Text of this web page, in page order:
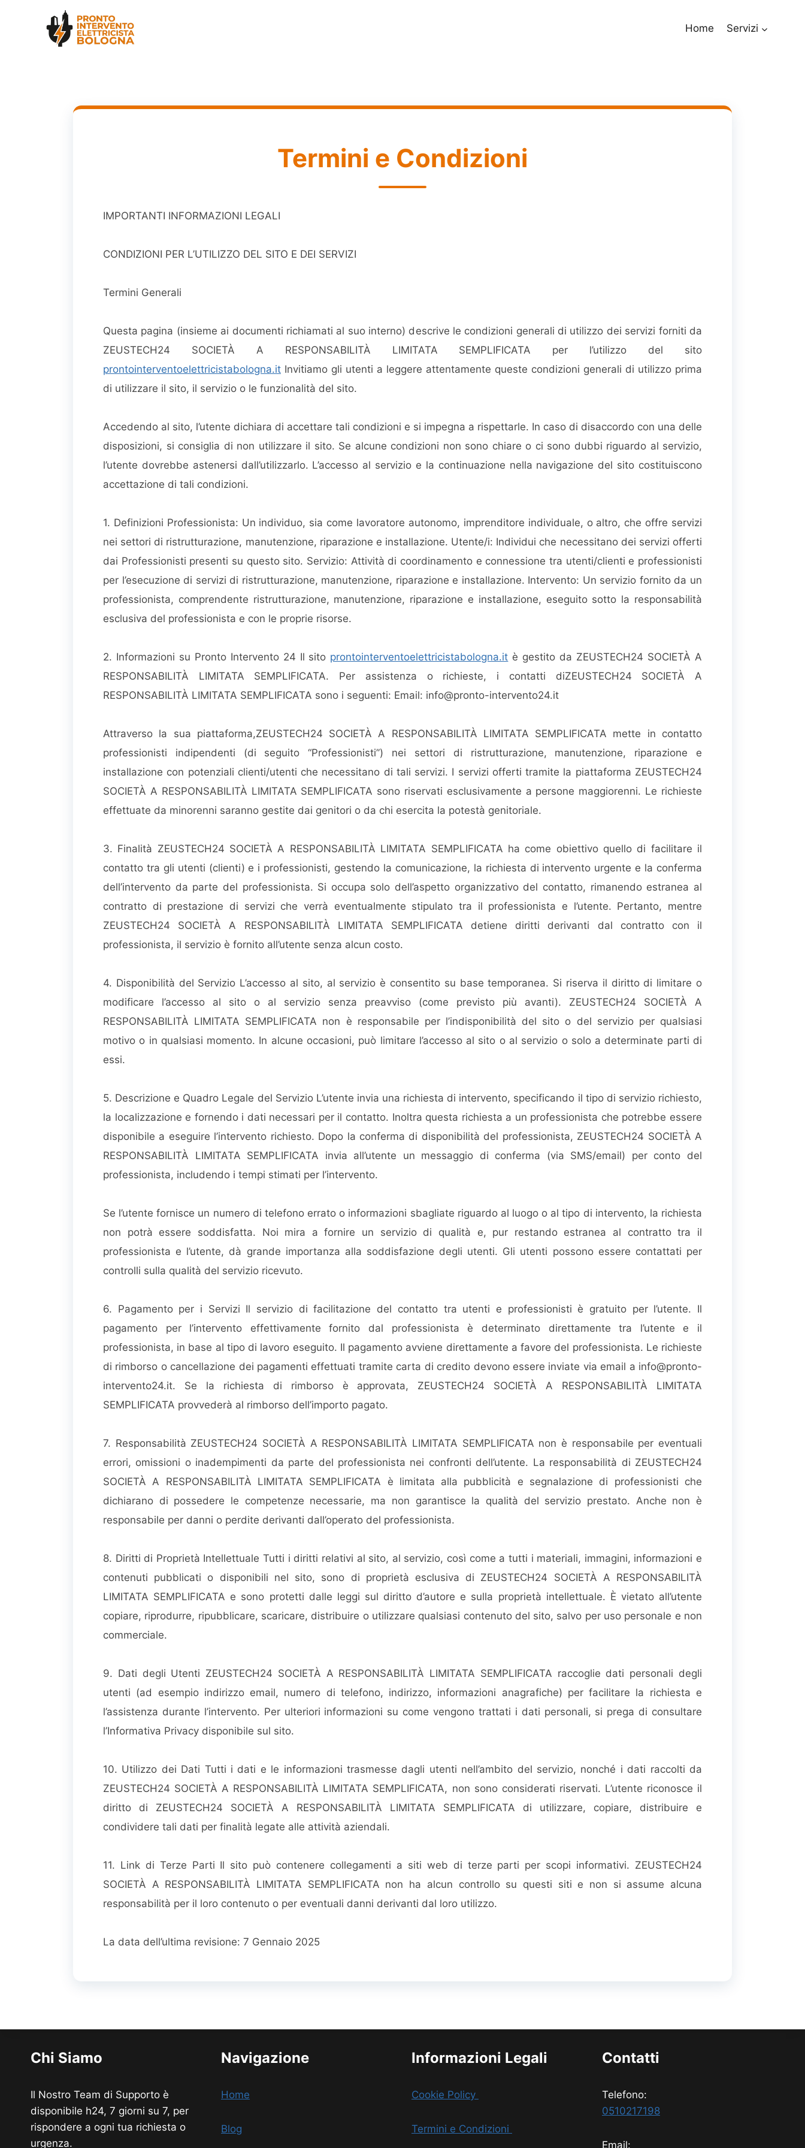
Home Servizi
Termini e Condizioni
IMPORTANTI INFORMAZIONI LEGALI
CONDIZIONI PER L’UTILIZZO DEL SITO E DEI SERVIZI
Termini Generali
Questa pagina (insieme ai documenti richiamati al suo interno) descrive le condizioni generali di utilizzo dei servizi forniti da
ZEUSTECH24 SOCIETÀ A RESPONSABILITÀ LIMITATA SEMPLIFICATA per l’utilizzo del sito
prontointerventoelettricistabologna.it Invitiamo gli utenti a leggere attentamente queste condizioni generali di utilizzo prima
di utilizzare il sito, il servizio o le funzionalità del sito.
Accedendo al sito, l’utente dichiara di accettare tali condizioni e si impegna a rispettarle. In caso di disaccordo con una delle
disposizioni, si consiglia di non utilizzare il sito. Se alcune condizioni non sono chiare o ci sono dubbi riguardo al servizio,
l’utente dovrebbe astenersi dall’utilizzarlo. L’accesso al servizio e la continuazione nella navigazione del sito costituiscono
accettazione di tali condizioni.
1. Definizioni Professionista: Un individuo, sia come lavoratore autonomo, imprenditore individuale, o altro, che offre servizi
nei settori di ristrutturazione, manutenzione, riparazione e installazione. Utente/i: Individui che necessitano dei servizi offerti
dai Professionisti presenti su questo sito. Servizio: Attività di coordinamento e connessione tra utenti/clienti e professionisti
per l’esecuzione di servizi di ristrutturazione, manutenzione, riparazione e installazione. Intervento: Un servizio fornito da un
professionista, comprendente ristrutturazione, manutenzione, riparazione e installazione, eseguito sotto la responsabilità
esclusiva del professionista e con le proprie risorse.
2. Informazioni su Pronto Intervento 24 Il sito prontointerventoelettricistabologna.it è gestito da ZEUSTECH24 SOCIETÀ A
RESPONSABILITÀ LIMITATA SEMPLIFICATA. Per assistenza o richieste, i contatti diZEUSTECH24 SOCIETÀ A
RESPONSABILITÀ LIMITATA SEMPLIFICATA sono i seguenti: Email: info@pronto-intervento24.it
Attraverso la sua piattaforma,ZEUSTECH24 SOCIETÀ A RESPONSABILITÀ LIMITATA SEMPLIFICATA mette in contatto
professionisti indipendenti (di seguito “Professionisti”) nei settori di ristrutturazione, manutenzione, riparazione e
installazione con potenziali clienti/utenti che necessitano di tali servizi. I servizi offerti tramite la piattaforma ZEUSTECH24
SOCIETÀ A RESPONSABILITÀ LIMITATA SEMPLIFICATA sono riservati esclusivamente a persone maggiorenni. Le richieste
effettuate da minorenni saranno gestite dai genitori o da chi esercita la potestà genitoriale.
3. Finalità ZEUSTECH24 SOCIETÀ A RESPONSABILITÀ LIMITATA SEMPLIFICATA ha come obiettivo quello di facilitare il
contatto tra gli utenti (clienti) e i professionisti, gestendo la comunicazione, la richiesta di intervento urgente e la conferma
dell’intervento da parte del professionista. Si occupa solo dell’aspetto organizzativo del contatto, rimanendo estranea al
contratto di prestazione di servizi che verrà eventualmente stipulato tra il professionista e l’utente. Pertanto, mentre
ZEUSTECH24 SOCIETÀ A RESPONSABILITÀ LIMITATA SEMPLIFICATA detiene diritti derivanti dal contratto con il
professionista, il servizio è fornito all’utente senza alcun costo.
4. Disponibilità del Servizio L’accesso al sito, al servizio è consentito su base temporanea. Si riserva il diritto di limitare o
modificare l’accesso al sito o al servizio senza preavviso (come previsto più avanti). ZEUSTECH24 SOCIETÀ A
RESPONSABILITÀ LIMITATA SEMPLIFICATA non è responsabile per l’indisponibilità del sito o del servizio per qualsiasi
motivo o in qualsiasi momento. In alcune occasioni, può limitare l’accesso al sito o al servizio o solo a determinate parti di
essi.
5. Descrizione e Quadro Legale del Servizio L’utente invia una richiesta di intervento, specificando il tipo di servizio richiesto,
la localizzazione e fornendo i dati necessari per il contatto. Inoltra questa richiesta a un professionista che potrebbe essere
disponibile a eseguire l’intervento richiesto. Dopo la conferma di disponibilità del professionista, ZEUSTECH24 SOCIETÀ A
RESPONSABILITÀ LIMITATA SEMPLIFICATA invia all’utente un messaggio di conferma (via SMS/email) per conto del
professionista, includendo i tempi stimati per l’intervento.
Se l’utente fornisce un numero di telefono errato o informazioni sbagliate riguardo al luogo o al tipo di intervento, la richiesta
non potrà essere soddisfatta. Noi mira a fornire un servizio di qualità e, pur restando estranea al contratto tra il
professionista e l’utente, dà grande importanza alla soddisfazione degli utenti. Gli utenti possono essere contattati per
controlli sulla qualità del servizio ricevuto.
6. Pagamento per i Servizi Il servizio di facilitazione del contatto tra utenti e professionisti è gratuito per l’utente. Il
pagamento per l’intervento effettivamente fornito dal professionista è determinato direttamente tra l’utente e il
professionista, in base al tipo di lavoro eseguito. Il pagamento avviene direttamente a favore del professionista. Le richieste
di rimborso o cancellazione dei pagamenti effettuati tramite carta di credito devono essere inviate via email a info@pronto-
intervento24.it. Se la richiesta di rimborso è approvata, ZEUSTECH24 SOCIETÀ A RESPONSABILITÀ LIMITATA
SEMPLIFICATA provvederà al rimborso dell’importo pagato.
7. Responsabilità ZEUSTECH24 SOCIETÀ A RESPONSABILITÀ LIMITATA SEMPLIFICATA non è responsabile per eventuali
errori, omissioni o inadempimenti da parte del professionista nei confronti dell’utente. La responsabilità di ZEUSTECH24
SOCIETÀ A RESPONSABILITÀ LIMITATA SEMPLIFICATA è limitata alla pubblicità e segnalazione di professionisti che
dichiarano di possedere le competenze necessarie, ma non garantisce la qualità del servizio prestato. Anche non è
responsabile per danni o perdite derivanti dall’operato del professionista.
8. Diritti di Proprietà Intellettuale Tutti i diritti relativi al sito, al servizio, così come a tutti i materiali, immagini, informazioni e
contenuti pubblicati o disponibili nel sito, sono di proprietà esclusiva di ZEUSTECH24 SOCIETÀ A RESPONSABILITÀ
LIMITATA SEMPLIFICATA e sono protetti dalle leggi sul diritto d’autore e sulla proprietà intellettuale. È vietato all’utente
copiare, riprodurre, ripubblicare, scaricare, distribuire o utilizzare qualsiasi contenuto del sito, salvo per uso personale e non
commerciale.
9. Dati degli Utenti ZEUSTECH24 SOCIETÀ A RESPONSABILITÀ LIMITATA SEMPLIFICATA raccoglie dati personali degli
utenti (ad esempio indirizzo email, numero di telefono, indirizzo, informazioni anagrafiche) per facilitare la richiesta e
l’assistenza durante l’intervento. Per ulteriori informazioni su come vengono trattati i dati personali, si prega di consultare
l’Informativa Privacy disponibile sul sito.
10. Utilizzo dei Dati Tutti i dati e le informazioni trasmesse dagli utenti nell’ambito del servizio, nonché i dati raccolti da
ZEUSTECH24 SOCIETÀ A RESPONSABILITÀ LIMITATA SEMPLIFICATA, non sono considerati riservati. L’utente riconosce il
diritto di ZEUSTECH24 SOCIETÀ A RESPONSABILITÀ LIMITATA SEMPLIFICATA di utilizzare, copiare, distribuire e
condividere tali dati per finalità legate alle attività aziendali.
11. Link di Terze Parti Il sito può contenere collegamenti a siti web di terze parti per scopi informativi. ZEUSTECH24
SOCIETÀ A RESPONSABILITÀ LIMITATA SEMPLIFICATA non ha alcun controllo su questi siti e non si assume alcuna
responsabilità per il loro contenuto o per eventuali danni derivanti dal loro utilizzo.
La data dell’ultima revisione: 7 Gennaio 2025
Chi Siamo
Il Nostro Team di Supporto è
disponibile h24, 7 giorni su 7, per
rispondere a ogni tua richiesta o
urgenza.
Navigazione
Home
Blog
Informazioni Legali
Cookie Policy
Termini e Condizioni
Contatti
Telefono:
0510217198
Email: